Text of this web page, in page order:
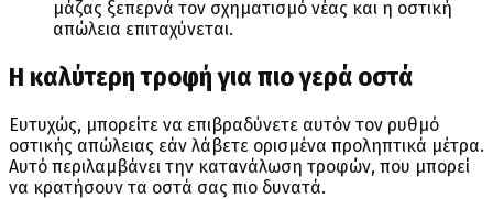
μάζας ξεπερνά τον σχηματισμό νέας και η οστική
απώλεια επιταχύνεται.
Η καλύτερη τροφή για πιο γερά οστά
Ευτυχώς, μπορείτε να επιβραδύνετε αυτόν τον ρυθμό
οστικής απώλειας εάν λάβετε ορισμένα προληπτικά μέτρα.
Αυτό περιλαμβάνει την κατανάλωση τροφών, που μπορεί
να κρατήσουν τα οστά σας πιο δυνατά.